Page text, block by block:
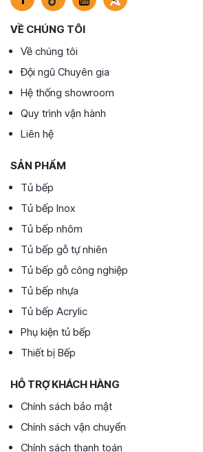
VỀ CHÚNG TÔI
Về chúng tôi
Đội ngũ Chuyên gia
Hệ thống showroom
Quy trình vận hành
Liên hệ
SẢN PHẨM
Tủ bếp
Tủ bếp Inox
Tủ bếp nhôm
Tủ bếp gỗ tự nhiên
Tủ bếp gỗ công nghiệp
Tủ bếp nhựa
Tủ bếp Acrylic
Phụ kiện tủ bếp
Thiết bị Bếp
HỖ TRỢ KHÁCH HÀNG
Chính sách bảo mật
Chính sách vận chuyển
Chính sách thanh toán